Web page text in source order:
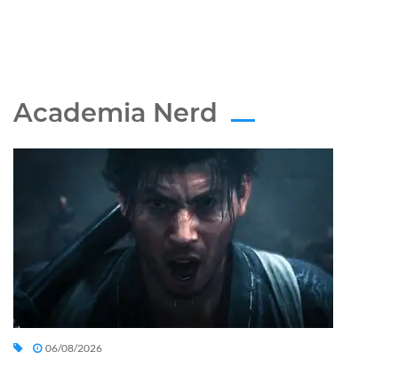
Academia Nerd
06/08/2026